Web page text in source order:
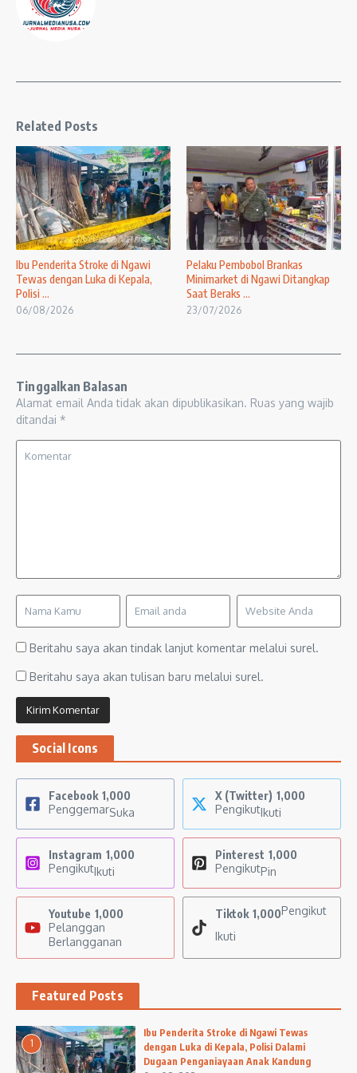
Related Posts
Ibu Penderita Stroke di Ngawi
Tewas dengan Luka di Kepala,
Polisi ...
06/08/2026
Pelaku Pembobol Brankas
Minimarket di Ngawi Ditangkap
Saat Beraks ...
23/07/2026
Tinggalkan Balasan
Alamat email Anda tidak akan dipublikasikan. Ruas yang wajib
ditandai *
Beritahu saya akan tindak lanjut komentar melalui surel.
Beritahu saya akan tulisan baru melalui surel.
Social Icons
Facebook 1,000
PenggemarSuka
X (Twitter) 1,000
PengikutIkuti
Instagram 1,000
PengikutIkuti
Pinterest 1,000
PengikutPin
Youtube 1,000
Pelanggan
Berlangganan
Tiktok 1,000Pengikut
Ikuti
Featured Posts
1
Ibu Penderita Stroke di Ngawi Tewas
dengan Luka di Kepala, Polisi Dalami
Dugaan Penganiayaan Anak Kandung